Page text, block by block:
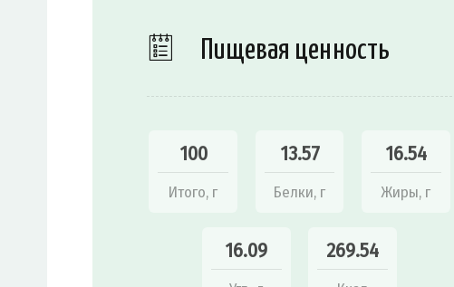
Пищевая ценность
100
Итого, г
13.57
Белки, г
16.54
Жиры, г
16.09 269.54